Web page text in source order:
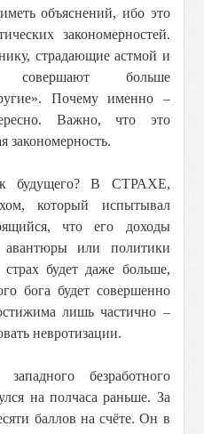
объяснений, ибо это
закономерностей.
страдающие астмой и
больше
Почему именно –
Важно, что это
закономерность.
будущего? В СТРАХЕ,
который испытывал
что его доходы
или политики
страх будет даже больше,
бога будет совершенно
лишь частично –
невротизации.
безработного
на полчаса раньше. За
баллов на счёте. Он в